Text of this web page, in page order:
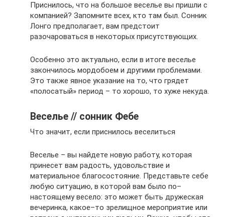
Приснилось, что на большое веселье вы пришли с
компанией? Запомните всех, кто там был. Сонник
Лонго предполагает, вам предстоит
разочароваться в некоторых присутствующих.
Особенно это актуально, если в итоге веселье
закончилось мордобоем и другими проблемами.
Это также явное указание на то, что грядет
«полосатый» период – то хорошо, то хуже некуда.
Веселье // сонник Фебе
Что значит, если приснилось веселиться
Веселье – вы найдете новую работу, которая
принесет вам радость, удовольствие и
материальное благосостояние. Представьте себе
любую ситуацию, в которой вам было по–
настоящему весело: это может быть дружеская
вечеринка, какое–то зрелищное мероприятие или